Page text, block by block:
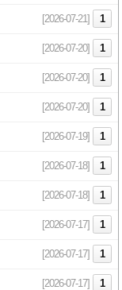
[2026-07-21] 1
[2026-07-20] 1
[2026-07-20] 1
[2026-07-20] 1
[2026-07-19] 1
[2026-07-18] 1
[2026-07-18] 1
[2026-07-17] 1
[2026-07-17] 1
[2026-07-17] 1